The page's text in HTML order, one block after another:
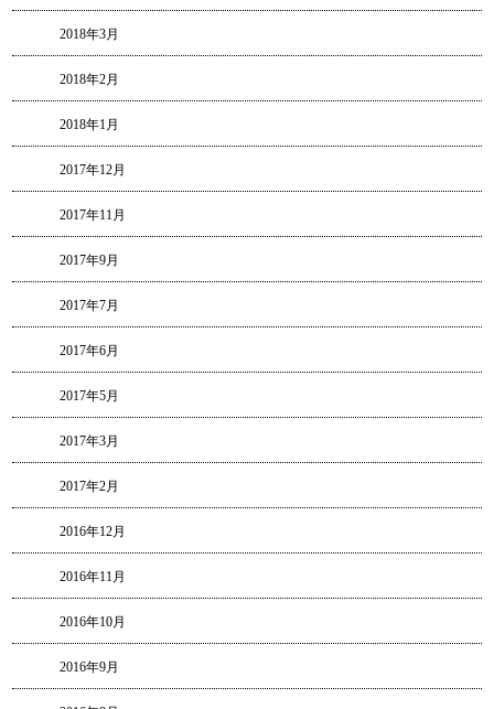
2018年3月
2018年2月
2018年1月
2017年12月
2017年11月
2017年9月
2017年7月
2017年6月
2017年5月
2017年3月
2017年2月
2016年12月
2016年11月
2016年10月
2016年9月